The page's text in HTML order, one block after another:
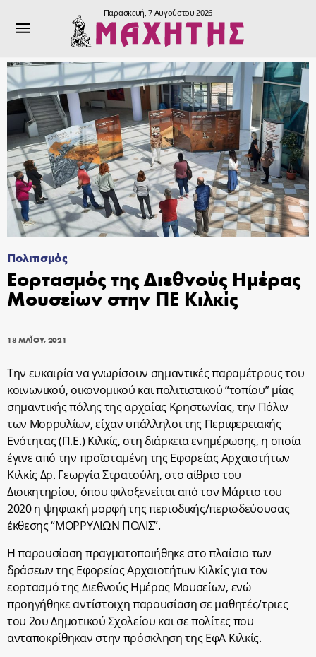
Παρασκευή, 7 Αυγούστου 2026
Πολιτισμός
Εορτασμός της Διεθνούς Ημέρας
Μουσείων στην ΠΕ Κιλκίς
18 ΜΑΪ́ΟΥ, 2021
Την ευκαιρία να γνωρίσουν σημαντικές παραμέτρους του
κοινωνικού, οικονομικού και πολιτιστικού “τοπίου” μίας
σημαντικής πόλης της αρχαίας Κρηστωνίας, την Πόλιν
των Μορρυλίων, είχαν υπάλληλοι της Περιφερειακής
Ενότητας (Π.Ε.) Κιλκίς, στη διάρκεια ενημέρωσης, η οποία
έγινε από την προϊσταμένη της Εφορείας Αρχαιοτήτων
Κιλκίς Δρ. Γεωργία Στρατούλη, στο αίθριο του
Διοικητηρίου, όπου φιλοξενείται από τον Μάρτιο του
2020 η ψηφιακή μορφή της περιοδικής/περιοδεύουσας
έκθεσης “ΜΟΡΡΥΛΙΩΝ ΠΟΛΙΣ”.
Η παρουσίαση πραγματοποιήθηκε στο πλαίσιο των
δράσεων της Εφορείας Αρχαιοτήτων Κιλκίς για τον
εορτασμό της Διεθνούς Ημέρας Μουσείων, ενώ
προηγήθηκε αντίστοιχη παρουσίαση σε μαθητές/τριες
του 2ου Δημοτικού Σχολείου και σε πολίτες που
ανταποκρίθηκαν στην πρόσκληση της ΕφΑ Κιλκίς.